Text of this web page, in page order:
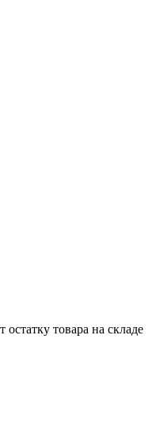
товара на складе